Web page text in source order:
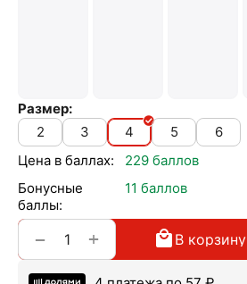
Размер:
2
3 4 5
6
Цена в баллах:
229 баллов
Бонусные
баллы:
11 баллов
+
− В корзину